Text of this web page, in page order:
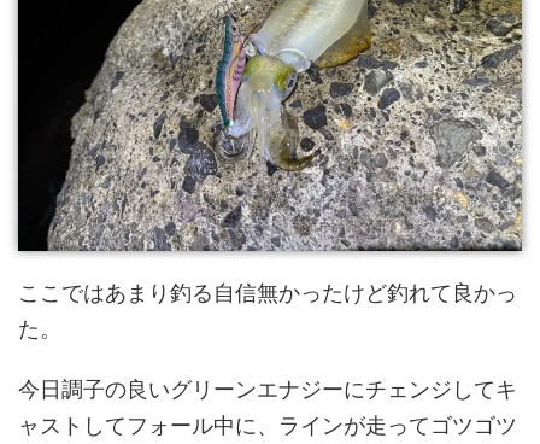
ここではあまり釣る自信無かったけど釣れて良かっ
た。
今日調子の良いグリーンエナジーにチェンジしてキ
ャストしてフォール中に、ラインが走ってゴツゴツ